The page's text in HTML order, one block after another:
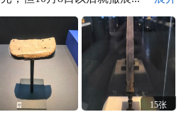
15张